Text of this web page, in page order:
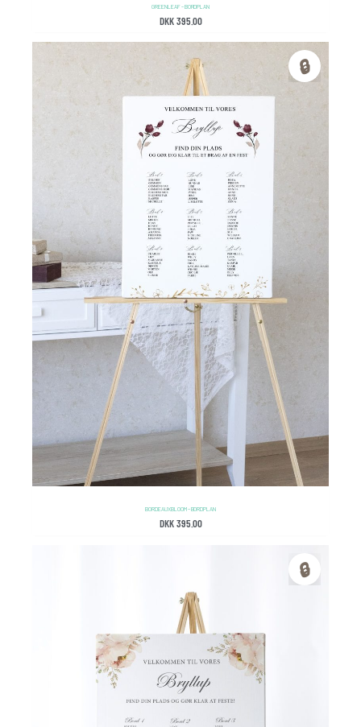
GREEN LEAF – BORDPLAN
DKK395.00
🔒
BORDEAUX BLOOM – BORDPLAN
DKK395.00
🔒